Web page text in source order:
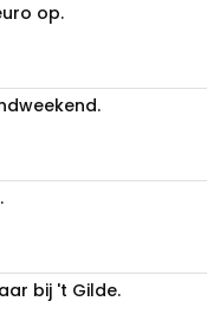
op.
bij 't Gilde.